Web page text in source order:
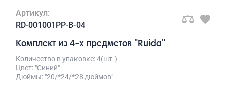
Артикул:
RD-001001PP-B-04
Комплект из 4-х предметов "Ruida"
Количество в упаковке: 4(шт.)
Цвет: "Синий"
Дюймы: "20/*24/*28 дюймов"